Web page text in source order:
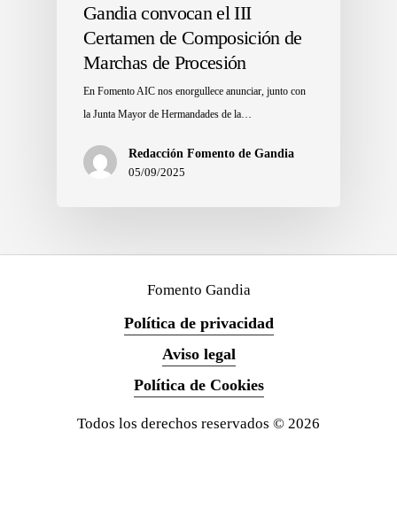
Gandia convocan el III
Certamen de Composición de
Marchas de Procesión
En Fomento AIC nos enorgullece anunciar, junto con
la Junta Mayor de Hermandades de la…
Redacción Fomento de Gandia
05/09/2025
Fomento Gandia
Política de privacidad
Aviso legal
Política de Cookies
Todos los derechos reservados © 2026